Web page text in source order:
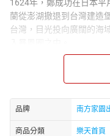
1624年，鄭成功在日本
蘭從澎湖撤退到台灣建造
台灣，目光投向廣闊的海
顏思齊，作為個福建漳州
戶。後結合志士，反抗慕
成開台基地。那是大航海
沒有國際公法，沒有規則
1624年，荷蘭在紐約建
約的歷史。
品牌 南方家園
商品分類 樂天首頁